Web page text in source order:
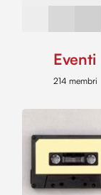
Eventi
214 membri